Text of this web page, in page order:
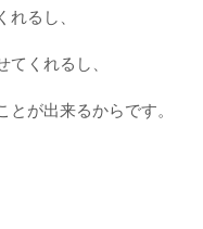
れるし、
てくれるし、
とが出来るからです。